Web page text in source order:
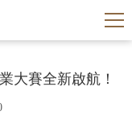
大賽全新啟航！